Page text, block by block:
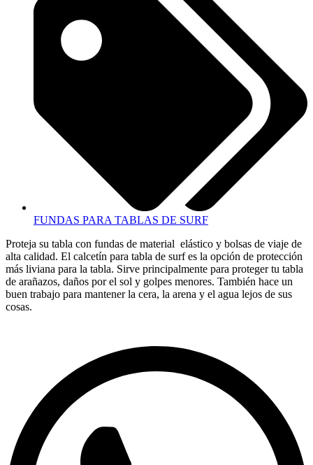
FUNDAS PARA TABLAS DE SURF
Proteja su tabla con fundas de material elástico y bolsas de viaje de
alta calidad. El calcetín para tabla de surf es la opción de protección
más liviana para la tabla. Sirve principalmente para proteger tu tabla
de arañazos, daños por el sol y golpes menores. También hace un
buen trabajo para mantener la cera, la arena y el agua lejos de sus
cosas.